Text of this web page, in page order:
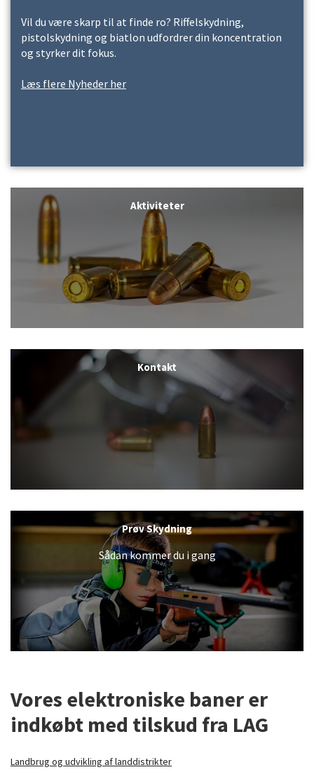
Vil du være skarp til at finde ro? Riffelskydning,
pistolskydning og biatlon udfordrer din koncentration
og styrker dit fokus.
Læs flere Nyheder her
Aktiviteter
Kontakt
Prøv Skydning
Sådan kommer du i gang
Vores elektroniske baner er
indkøbt med tilskud fra LAG
Landbrug og udvikling af landdistrikter